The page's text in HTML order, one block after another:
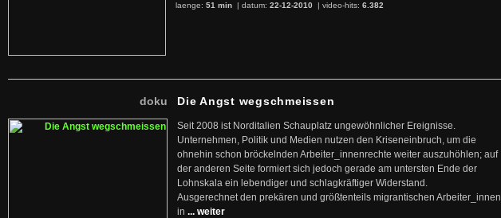
laenge: 51 min | datum: 22-12-2010 | video-hits: 6.382
doku Die Angst wegschmeissen
Seit 2008 ist Norditalien Schauplatz ungewöhnlicher Ereignisse.
Unternehmen, Politik und Medien nutzen den Kriseneinbruch, um die
ohnehin schon bröckelnden Arbeiter_innenrechte weiter auszuhöhlen; auf
der anderen Seite formiert sich jedoch gerade am untersten Ende der
Lohnskala ein lebendiger und schlagkräftiger Widerstand.
Ausgerechnet den prekären und größtenteils migrantischen Arbeiter_innen
in ... weiter